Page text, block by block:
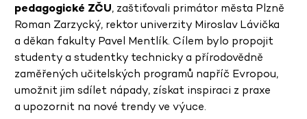
pedagogické ZČU, zaštiťovali primátor města Plzně
Roman Zarzycký, rektor univerzity Miroslav Lávička
a děkan fakulty Pavel Mentlík. Cílem bylo propojit
studenty a studentky technicky a přírodovědně
zaměřených učitelských programů napříč Evropou,
umožnit jim sdílet nápady, získat inspiraci z praxe
a upozornit na nové trendy ve výuce.